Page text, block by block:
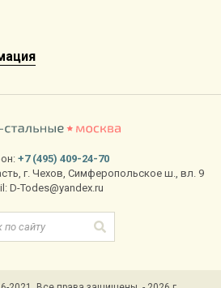
+7 (495) 409-24-70
, г. Чехов, Симферопольское ш., вл. 9
D-Todes@yandex.ru